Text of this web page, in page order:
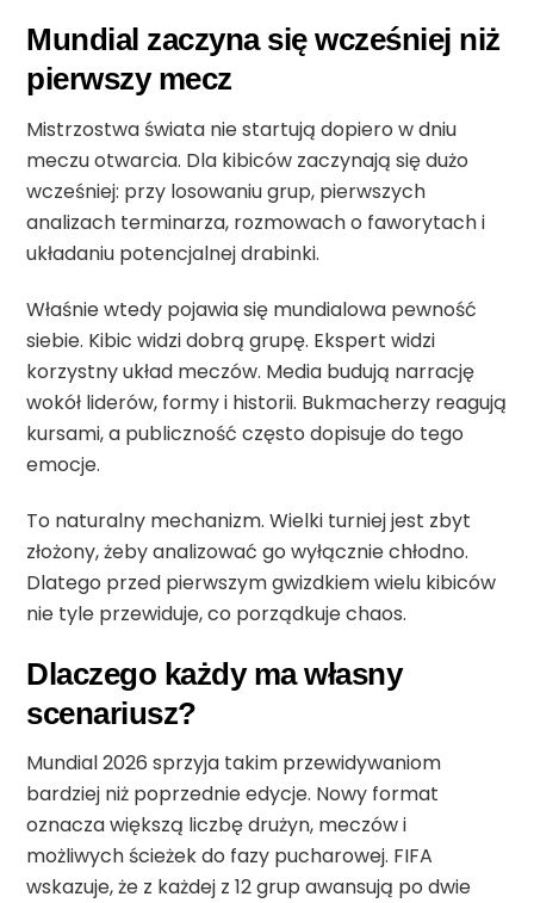
Mundial zaczyna się wcześniej niż
pierwszy mecz
Mistrzostwa świata nie startują dopiero w dniu
meczu otwarcia. Dla kibiców zaczynają się dużo
wcześniej: przy losowaniu grup, pierwszych
analizach terminarza, rozmowach o faworytach i
układaniu potencjalnej drabinki.
Właśnie wtedy pojawia się mundialowa pewność
siebie. Kibic widzi dobrą grupę. Ekspert widzi
korzystny układ meczów. Media budują narrację
wokół liderów, formy i historii. Bukmacherzy reagują
kursami, a publiczność często dopisuje do tego
emocje.
To naturalny mechanizm. Wielki turniej jest zbyt
złożony, żeby analizować go wyłącznie chłodno.
Dlatego przed pierwszym gwizdkiem wielu kibiców
nie tyle przewiduje, co porządkuje chaos.
Dlaczego każdy ma własny
scenariusz?
Mundial 2026 sprzyja takim przewidywaniom
bardziej niż poprzednie edycje. Nowy format
oznacza większą liczbę drużyn, meczów i
możliwych ścieżek do fazy pucharowej. FIFA
wskazuje, że z każdej z 12 grup awansują po dwie